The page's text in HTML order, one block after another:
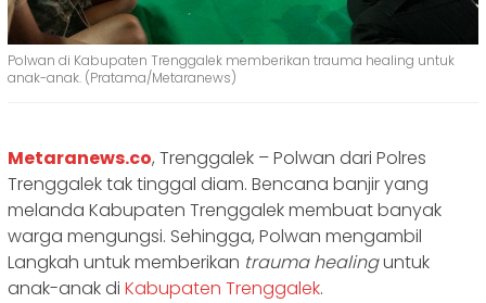
Polwan di Kabupaten Trenggalek memberikan trauma healing untuk
anak-anak. (Pratama/Metaranews)
Metaranews.co, Trenggalek – Polwan dari Polres
Trenggalek tak tinggal diam. Bencana banjir yang
melanda Kabupaten Trenggalek membuat banyak
warga mengungsi. Sehingga, Polwan mengambil
Langkah untuk memberikan trauma healinguntuk
anak-anak di Kabupaten Trenggalek.